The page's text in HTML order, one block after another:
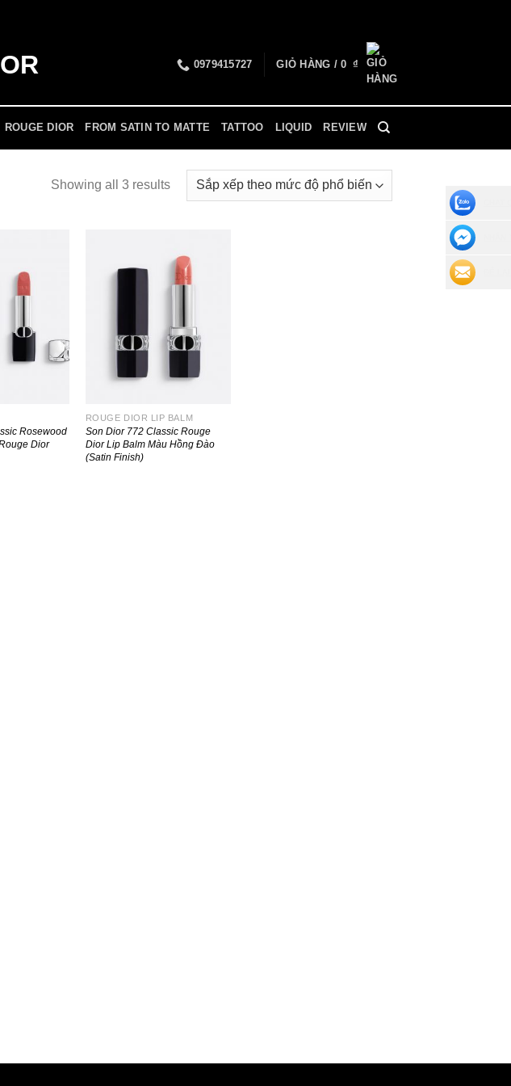
0979415727 GIỎ HÀNG /0 ₫
ROUGE DIOR FROM SATIN TO MATTE TATTOO LIQUID REVIEW
Showing all 3 results
Rosewood
Dior
ROUGE DIOR LIP BALM
Son Dior 772 Classic Rouge
Dior Lip Balm Màu Hồng Đào
(Satin Finish)